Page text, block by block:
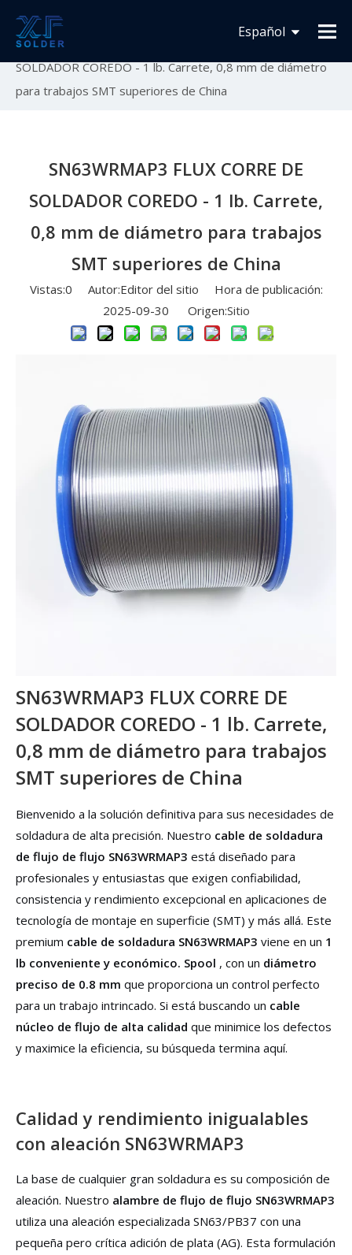
Español
Français
Usted está aquí:
de nuevo producto
SN63WRMAP3 FLUX CORRE DE
SOLDADOR COREDO - 1 lb. Carrete, 0,8 mm de diámetro
para trabajos SMT superiores de China
SN63WRMAP3 FLUX CORRE DE
SOLDADOR COREDO - 1 lb. Carrete,
0,8 mm de diámetro para trabajos
SMT superiores de China
Vistas:0 Autor:Editor del sitio Hora de publicación:
2025-09-30 Origen:Sitio
SN63WRMAP3 FLUX CORRE DE
SOLDADOR COREDO - 1 lb. Carrete,
0,8 mm de diámetro para trabajos
SMT superiores de China
Bienvenido a la solución definitiva para sus necesidades de
soldadura de alta precisión. Nuestro cable de soldadura
de flujo de flujo SN63WRMAP3 está diseñado para
profesionales y entusiastas que exigen confiabilidad,
consistencia y rendimiento excepcional en aplicaciones de
tecnología de montaje en superficie (SMT) y más allá. Este
premium cable de soldadura SN63WRMAP3 viene en un 1
lb conveniente y económico. Spool , con un diámetro
preciso de 0.8 mm que proporciona un control perfecto
para un trabajo intrincado. Si está buscando un cable
núcleo de flujo de alta calidad que minimice los defectos
y maximice la eficiencia, su búsqueda termina aquí.
Calidad y rendimiento inigualables
con aleación SN63WRMAP3
La base de cualquier gran soldadura es su composición de
aleación. Nuestro alambre de flujo de flujo SN63WRMAP3
utiliza una aleación especializada SN63/PB37 con una
pequeña pero crítica adición de plata (AG). Esta formulación